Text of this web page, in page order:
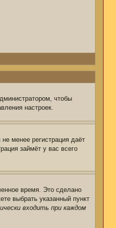
чтобы
настроек.
менее регистрация даёт
займёт у вас всего
время. Это сделано
выбрать указанный пункт
входить при каждом